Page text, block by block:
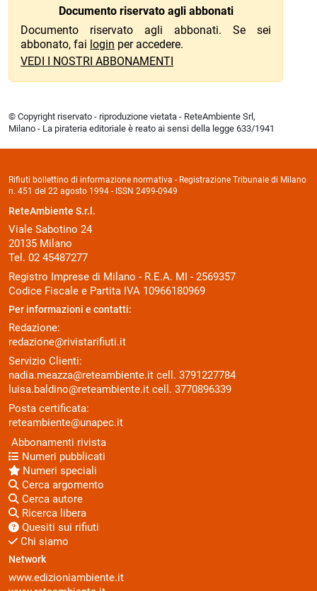
Documento riservato agli abbonati
Documento riservato agli abbonati. Se sei
abbonato, fai login per accedere.
VEDI I NOSTRI ABBONAMENTI
© Copyright riservato - riproduzione vietata - ReteAmbiente Srl,
Milano - La pirateria editoriale è reato ai sensi della legge 633/1941
Rifiuti bollettino di informazione normativa - Registrazione Tribunale di Milano
n. 451 del 22 agosto 1994 - ISSN 2499-0949
ReteAmbiente S.r.l.
Viale Sabotino 24
20135 Milano
Tel. 02 45487277
Registro Imprese di Milano - R.E.A. MI - 2569357
Codice Fiscale e Partita IVA 10966180969
Per informazioni e contatti:
Redazione:
redazione@rivistarifiuti.it
Servizio Clienti:
nadia.meazza@reteambiente.it cell. 3791227784
luisa.baldino@reteambiente.it cell. 3770896339
Posta certificata:
reteambiente@unapec.it
Abbonamenti rivista
Numeri pubblicati
Numeri speciali
Cerca argomento
Cerca autore
Ricerca libera
Quesiti sui rifiuti
Chi siamo
Network
www.edizioniambiente.it